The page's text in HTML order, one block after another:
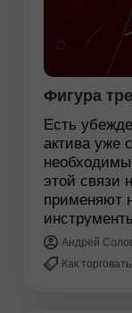
Фигура
Есть
актива уже
этой связи
применяют
Андрей
Как торговать